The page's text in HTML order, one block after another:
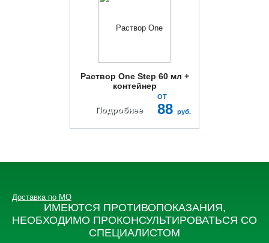
Раствор One Step 60 мл +
контейнер
Подробнее
ОТ
88 руб.
ИМЕЮТСЯ ПРОТИВОПОКАЗАНИЯ,
НЕОБХОДИМО ПРОКОНСУЛЬТИРОВАТЬСЯ СО
СПЕЦИАЛИСТОМ
Доставка по МО